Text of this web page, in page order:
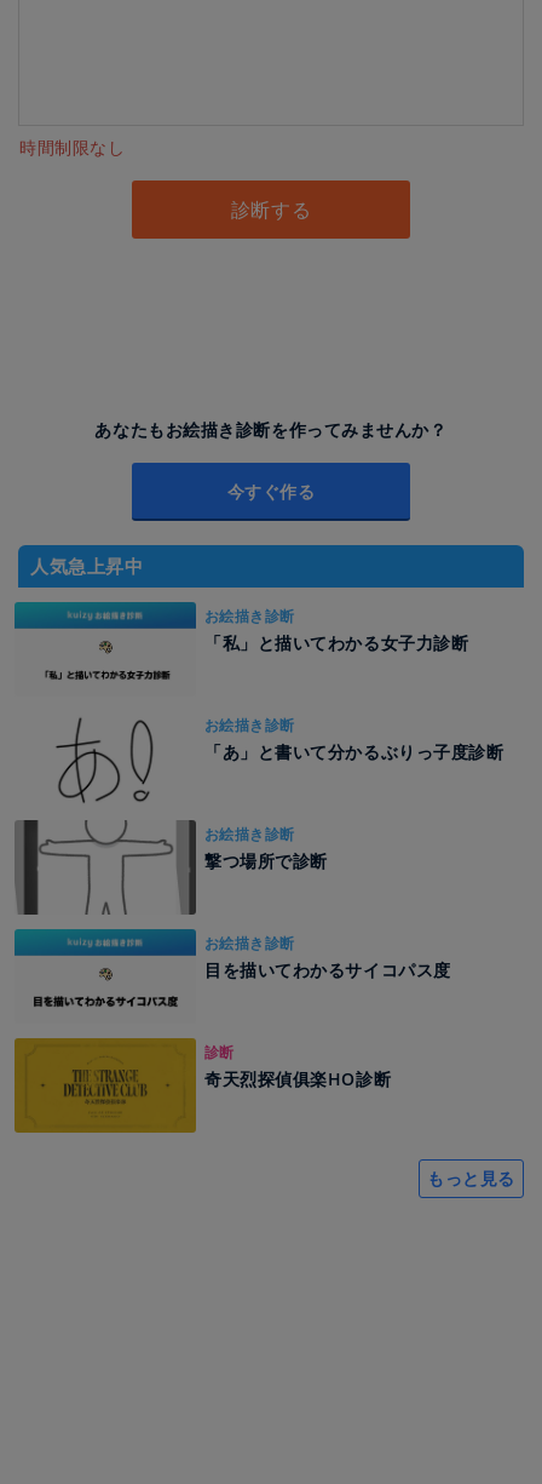
時間制限なし
診断する
あなたもお絵描き診断を作ってみませんか？
今すぐ作る
人気急上昇中
お絵描き診断
「私」と描いてわかる女子力診断
お絵描き診断
「あ」と書いて分かるぶりっ子度診断
お絵描き診断
撃つ場所で診断
お絵描き診断
目を描いてわかるサイコパス度
診断
奇天烈探偵俱楽HO診断
もっと見る